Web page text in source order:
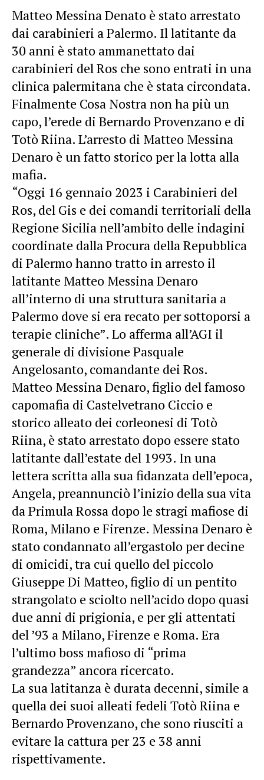
Matteo Messina Denato è stato arrestato
dai carabinieri a Palermo. Il latitante da
30 anni è stato ammanettato dai
carabinieri del Ros che sono entrati in una
clinica palermitana che è stata circondata.
Finalmente Cosa Nostra non ha più un
capo, l’erede di Bernardo Provenzano e di
Totò Riina. L’arresto di Matteo Messina
Denaro è un fatto storico per la lotta alla
mafia.
“Oggi 16 gennaio 2023 i Carabinieri del
Ros, del Gis e dei comandi territoriali della
Regione Sicilia nell’ambito delle indagini
coordinate dalla Procura della Repubblica
di Palermo hanno tratto in arresto il
latitante Matteo Messina Denaro
all’interno di una struttura sanitaria a
Palermo dove si era recato per sottoporsi a
terapie cliniche”. Lo afferma all’AGI il
generale di divisione Pasquale
Angelosanto, comandante dei Ros.
Matteo Messina Denaro, figlio del famoso
capomafia di Castelvetrano Ciccio e
storico alleato dei corleonesi di Totò
Riina, è stato arrestato dopo essere stato
latitante dall’estate del 1993. In una
lettera scritta alla sua fidanzata dell’epoca,
Angela, preannunciò l’inizio della sua vita
da Primula Rossa dopo le stragi mafiose di
Roma, Milano e Firenze. Messina Denaro è
stato condannato all’ergastolo per decine
di omicidi, tra cui quello del piccolo
Giuseppe Di Matteo, figlio di un pentito
strangolato e sciolto nell’acido dopo quasi
due anni di prigionia, e per gli attentati
del ’93 a Milano, Firenze e Roma. Era
l’ultimo boss mafioso di “prima
grandezza” ancora ricercato.
La sua latitanza è durata decenni, simile a
quella dei suoi alleati fedeli Totò Riina e
Bernardo Provenzano, che sono riusciti a
evitare la cattura per 23 e 38 anni
rispettivamente.